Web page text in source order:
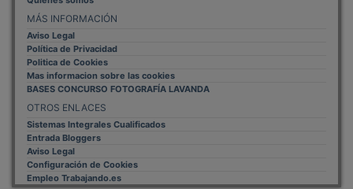
MÁS INFORMACIÓN
Aviso Legal
Política de Privacidad
Politica de Cookies
Mas informacion sobre las cookies
BASES CONCURSO FOTOGRAFÍA LAVANDA
Sistemas Integrales Cualificados
Entrada Bloggers
Aviso Legal
Configuración de Cookies
Empleo Trabajando.es